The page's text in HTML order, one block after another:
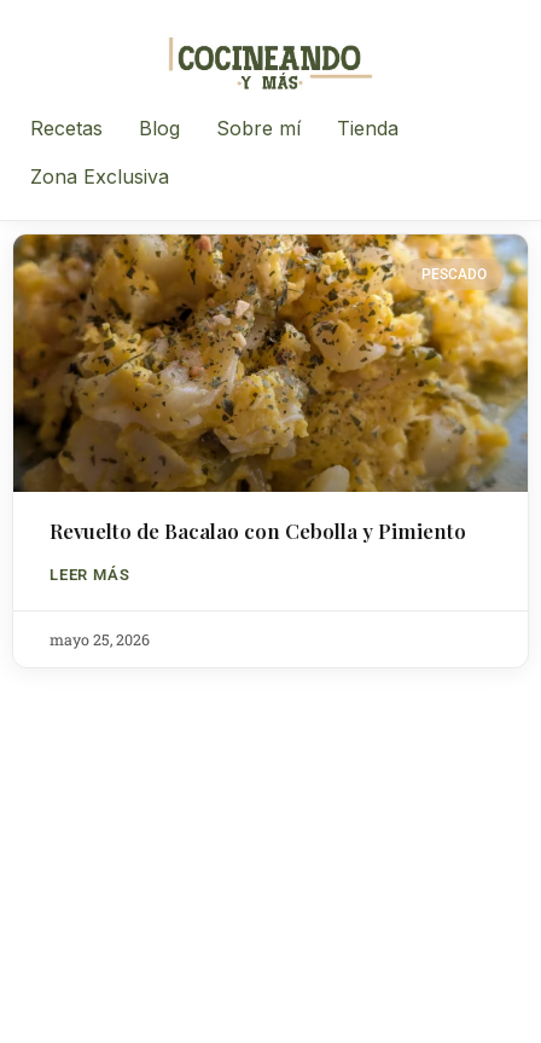
Recetas Blog Sobre mí
Tienda
Zona Exclusiva
PESCADO
Revuelto de Bacalao con Cebolla y Pimiento
LEER MÁS
mayo 25, 2026